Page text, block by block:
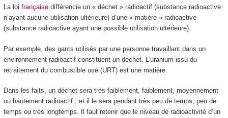
La loi françaisedifférencie un « déchet » radioactif (substance radioactive
n’ayant aucune utilisation ultérieure) d’une « matière » radioactive
(substance radioactive ayant une possible utilisation ultérieure).
Par exemple, des gants utilisés par une personne travaillant dans un
environnement radioactif constituent un déchet. L’uranium issu du
retraitement du combustible usé (URT) est une matière.
Dans les faits, un déchet sera très faiblement, faiblement, moyennement
ou hautement radioactif ; et il le sera pendant très peu de temps, peu de
temps ou très longtemps. Il faut retenir que le niveau de radioactivité d’un